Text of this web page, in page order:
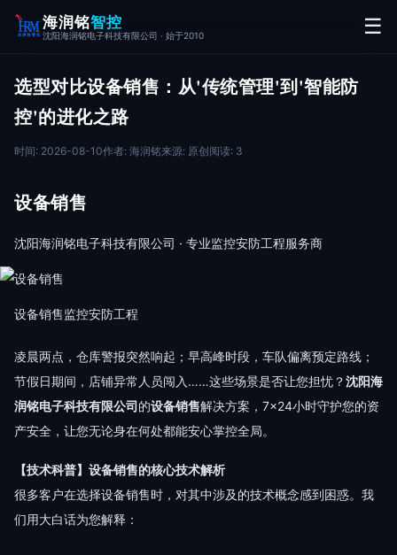
海润铭智控
沈阳海润铭电子科技有限公司 · 始于2010 ☰
选型对比设备销售：从'传统管理'到'智能防
控'的进化之路
时间: 2026-08-10作者: 海润铭来源: 原创阅读: 3
设备销售
沈阳海润铭电子科技有限公司 · 专业监控安防工程服务商
设备销售监控安防工程
凌晨两点，仓库警报突然响起；早高峰时段，车队偏离预定路线；
节假日期间，店铺异常人员闯入……这些场景是否让您担忧？沈阳海
润铭电子科技有限公司的设备销售解决方案，7×24小时守护您的资
产安全，让您无论身在何处都能安心掌控全局。
【技术科普】设备销售的核心技术解析
很多客户在选择设备销售时，对其中涉及的技术概念感到困惑。我
们用大白话为您解释：